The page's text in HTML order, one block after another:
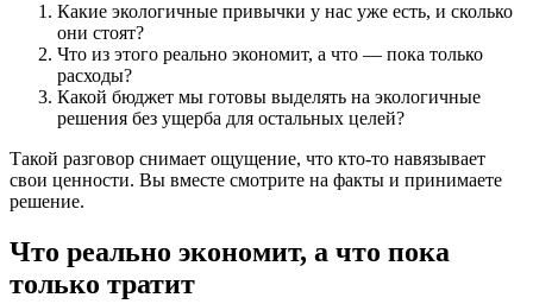
Какие экологичные привычки у нас уже есть, и сколько
они стоят?
Что из этого реально экономит, а что — пока только
расходы?
Какой бюджет мы готовы выделять на экологичные
решения без ущерба для остальных целей?
Такой разговор снимает ощущение, что кто-то навязывает
свои ценности. Вы вместе смотрите на факты и принимаете
решение.
Что реально экономит, а что пока
только тратит